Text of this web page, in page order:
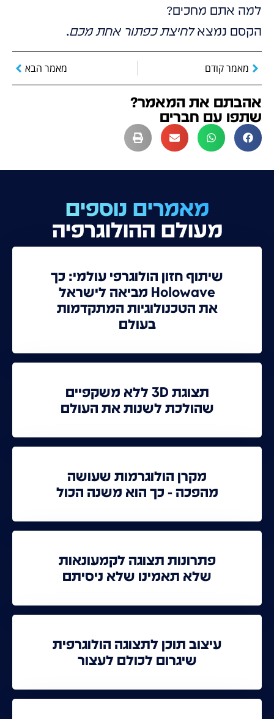
למה אתם מחכים?
הקסם נמצאלחיצת כפתור אחת מכם.
מאמר קודם מאמר הבא
אהבתם את המאמר?
שתפו עם חברים
מאמרים נוספים
מעולם ההולוגרפיה
שיתוף חזון הולוגרפי עולמי: כך
Holowave מביאה לישראל
את הטכנולוגיות המתקדמות
בעולם
תצוגת 3D ללא משקפיים
שהולכת לשנות את העולם
מקרן הולוגרמות שעושה
מהפכה - כך הוא משנה הכול
פתרונות תצוגה לקמעונאות
שלא תאמינו שלא ניסיתם
עיצוב תוכן לתצוגה הולוגרפית
שיגרום לכולם לעצור